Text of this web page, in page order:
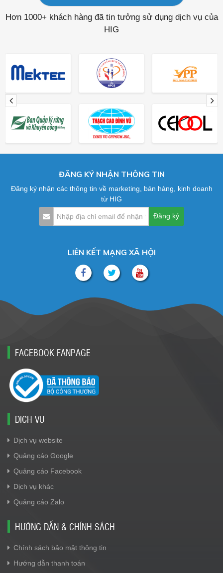
Hơn 1000+ khách hàng đã tin tưởng sử dụng dịch vụ của
HIG
ĐĂNG KÝ NHẬN THÔNG TIN
Đăng ký nhận các thông tin về marketing, bán hàng, kinh doanh
từ HIG
LIÊN KẾT MẠNG XÃ HỘI
FACEBOOK FANPAGE
DỊCH VỤ
Dịch vụ website
Quảng cáo Google
Quảng cáo Facebook
Dịch vụ khác
Quảng cáo Zalo
HƯỚNG DẪN & CHÍNH SÁCH
Chính sách bảo mật thông tin
Hướng dẫn thanh toán